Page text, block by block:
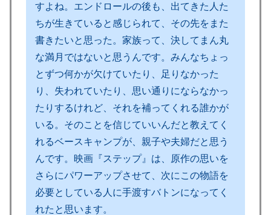
すよね。エンドロールの後も、出てきた人た
ちが生きていると感じられて、その先をまた
書きたいと思った。家族って、決してまん丸
な満月ではないと思うんです。みんなちょっ
とずつ何かが欠けていたり、足りなかった
り、失われていたり、思い通りにならなかっ
たりするけれど、それを補ってくれる誰かが
いる。そのことを信じていいんだと教えてく
れるベースキャンプが、親子や夫婦だと思う
んです。映画『ステップ』は、原作の思いを
さらにパワーアップさせて、次にこの物語を
必要としている人に手渡すバトンになってく
れたと思います。